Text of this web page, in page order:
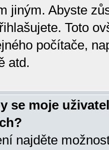
jiným. Abyste
Toto
počítače,
atd.
se moje
najděte